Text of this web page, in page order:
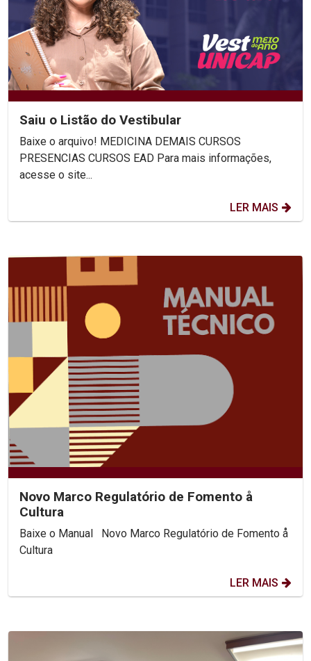
Saiu o Listão do Vestibular
Baixe o arquivo! MEDICINA DEMAIS CURSOS
PRESENCIAS CURSOS EAD Para mais informações,
acesse o site...
LER MAIS
Novo Marco Regulatório de Fomento å
Cultura
Baixe o Manual Novo Marco Regulatório de Fomento å
Cultura
LER MAIS